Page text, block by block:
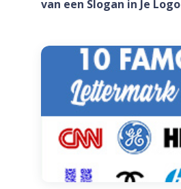
van een Slogan in Je Logo